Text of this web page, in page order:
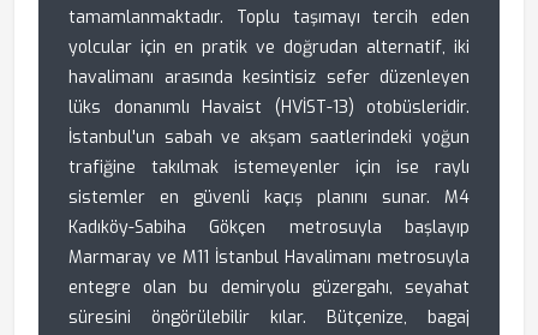
tamamlanmaktadır. Toplu taşımayı tercih eden
yolcular için en pratik ve doğrudan alternatif, iki
havalimanı arasında kesintisiz sefer düzenleyen
lüks donanımlı Havaist (HVİST-13) otobüsleridir.
İstanbul'un sabah ve akşam saatlerindeki yoğun
trafiğine takılmak istemeyenler için ise raylı
sistemler en güvenli kaçış planını sunar. M4
Kadıköy-Sabiha Gökçen metrosuyla başlayıp
Marmaray ve M11 İstanbul Havalimanı metrosuyla
entegre olan bu demiryolu güzergahı, seyahat
süresini öngörülebilir kılar. Bütçenize, bagaj